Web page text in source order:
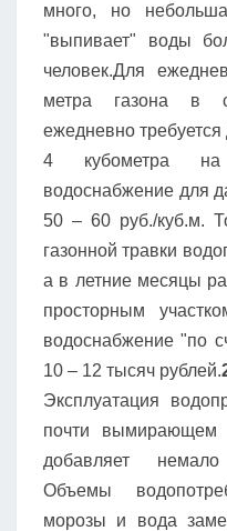
много, но
"выпивает" воды
человек.Для
метра газона в
ежедневно
4 кубометра
водоснабжение для
50 – 60 руб./куб.м.
газонной травки
а в летние месяцы
просторным
водоснабжение "по
10 – 12 тысяч рублей.
Эксплуатация
почти
добавляет
Объемы
морозы и вода